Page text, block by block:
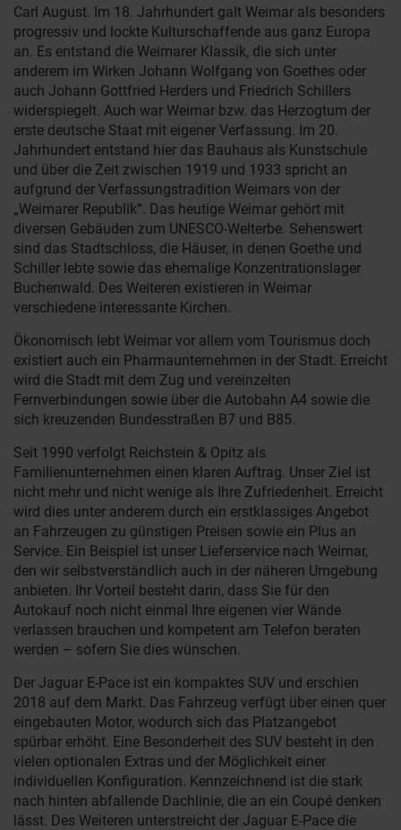
Carl August. Im 18. Jahrhundert galt Weimar als besonders
progressiv und lockte Kulturschaffende aus ganz Europa
an. Es entstand die Weimarer Klassik, die sich unter
anderem im Wirken Johann Wolfgang von Goethes oder
auch Johann Gottfried Herders und Friedrich Schillers
widerspiegelt. Auch war Weimar bzw. das Herzogtum der
erste deutsche Staat mit eigener Verfassung. Im 20.
Jahrhundert entstand hier das Bauhaus als Kunstschule
und über die Zeit zwischen 1919 und 1933 spricht an
aufgrund der Verfassungstradition Weimars von der
„Weimarer Republik“. Das heutige Weimar gehört mit
diversen Gebäuden zum UNESCO-Welterbe. Sehenswert
sind das Stadtschloss, die Häuser, in denen Goethe und
Schiller lebte sowie das ehemalige Konzentrationslager
Buchenwald. Des Weiteren existieren in Weimar
verschiedene interessante Kirchen.
Ökonomisch lebt Weimar vor allem vom Tourismus doch
existiert auch ein Pharmaunternehmen in der Stadt. Erreicht
wird die Stadt mit dem Zug und vereinzelten
Fernverbindungen sowie über die Autobahn A4 sowie die
sich kreuzenden Bundesstraßen B7 und B85.
Seit 1990 verfolgt Reichstein & Opitz als
Familienunternehmen einen klaren Auftrag. Unser Ziel ist
nicht mehr und nicht wenige als Ihre Zufriedenheit. Erreicht
wird dies unter anderem durch ein erstklassiges Angebot
an Fahrzeugen zu günstigen Preisen sowie ein Plus an
Service. Ein Beispiel ist unser Lieferservice nach Weimar,
den wir selbstverständlich auch in der näheren Umgebung
anbieten. Ihr Vorteil besteht darin, dass Sie für den
Autokauf noch nicht einmal Ihre eigenen vier Wände
verlassen brauchen und kompetent am Telefon beraten
werden – sofern Sie dies wünschen.
Der Jaguar E-Pace ist ein kompaktes SUV und erschien
2018 auf dem Markt. Das Fahrzeug verfügt über einen quer
eingebauten Motor, wodurch sich das Platzangebot
spürbar erhöht. Eine Besonderheit des SUV besteht in den
vielen optionalen Extras und der Möglichkeit einer
individuellen Konfiguration. Kennzeichnend ist die stark
nach hinten abfallende Dachlinie, die an ein Coupé denken
lässt. Des Weiteren unterstreicht der Jaguar E-Pace die